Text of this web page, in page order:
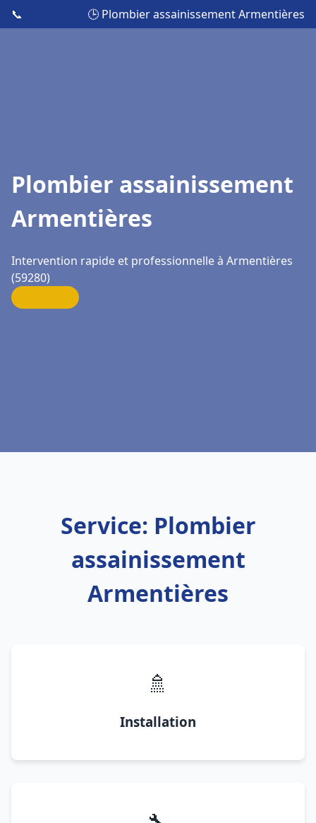
📞 🕒 Plombier assainissement Armentières
Plombier assainissement
Armentières
Intervention rapide et professionnelle à Armentières
(59280)
Service: Plombier
assainissement
Armentières
🚿
Installation